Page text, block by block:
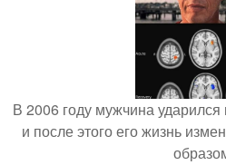
В 2006 году мужчина
и после этого его жизнь